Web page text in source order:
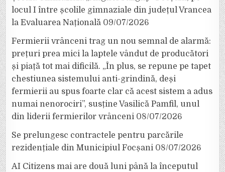
locul I între școlile gimnaziale din județul Vrancea
la Evaluarea Națională 09/07/2026
Fermierii vrânceni trag un nou semnal de alarmă:
prețuri prea mici la laptele vândut de producători
și piață tot mai dificilă. „În plus, se repune pe tapet
chestiunea sistemului anti-grindină, deși
fermierii au spus foarte clar că acest sistem a adus
numai nenorociri”, susține Vasilică Pamfil, unul
din liderii fermierilor vrânceni 08/07/2026
Se prelungesc contractele pentru parcările
rezidențiale din Municipiul Focșani 08/07/2026
AI Citizens mai are două luni până la începutul